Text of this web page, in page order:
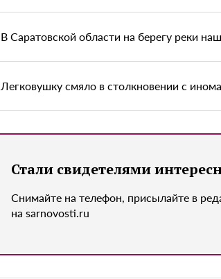
В Саратовской области на берегу реки
Легковушку смяло в столкновении с
Стали свидетелями
Снимайте на телефон, присылайте в
на sarnovosti.ru